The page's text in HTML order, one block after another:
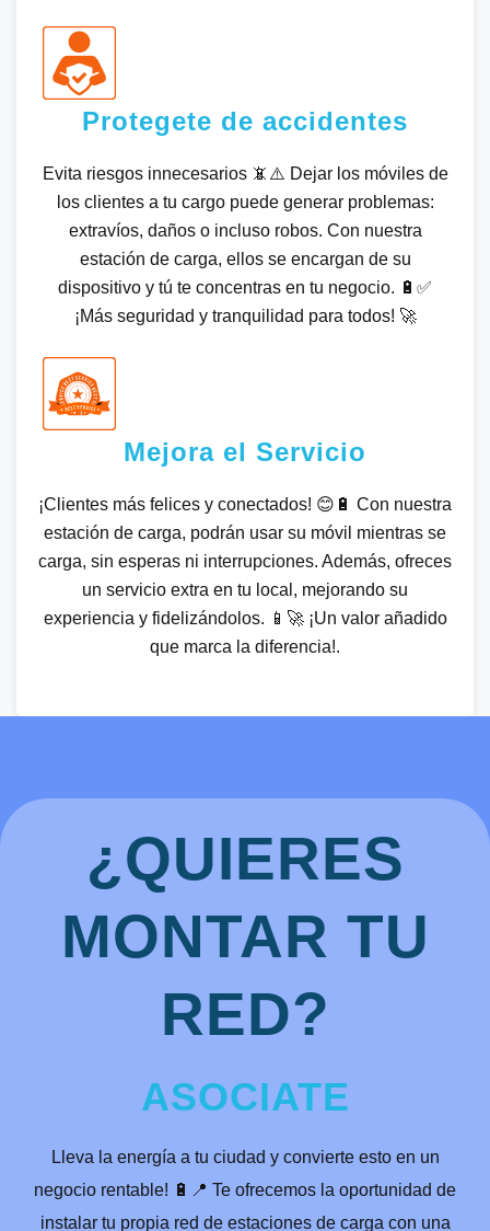
Protegete de accidentes
Evita riesgos innecesarios 📵⚠️ Dejar los móviles de
los clientes a tu cargo puede generar problemas:
extravíos, daños o incluso robos. Con nuestra
estación de carga, ellos se encargan de su
dispositivo y tú te concentras en tu negocio. 🔋✅
¡Más seguridad y tranquilidad para todos! 🚀
Mejora el Servicio
¡Clientes más felices y conectados! 😊🔋 Con nuestra
estación de carga, podrán usar su móvil mientras se
carga, sin esperas ni interrupciones. Además, ofreces
un servicio extra en tu local, mejorando su
experiencia y fidelizándolos. 📱🚀 ¡Un valor añadido
que marca la diferencia!.
¿QUIERES
MONTAR TU
RED?
ASOCIATE
Lleva la energía a tu ciudad y convierte esto en un
negocio rentable! 🔋📍 Te ofrecemos la oportunidad de
instalar tu propia red de estaciones de carga con una